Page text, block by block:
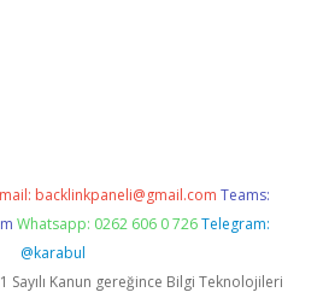
backlinkpaneli@gmail.com Teams:
Whatsapp: 0262 606 0 726 Telegram:
@karabul
Sayılı Kanun gereğince Bilgi Teknolojileri